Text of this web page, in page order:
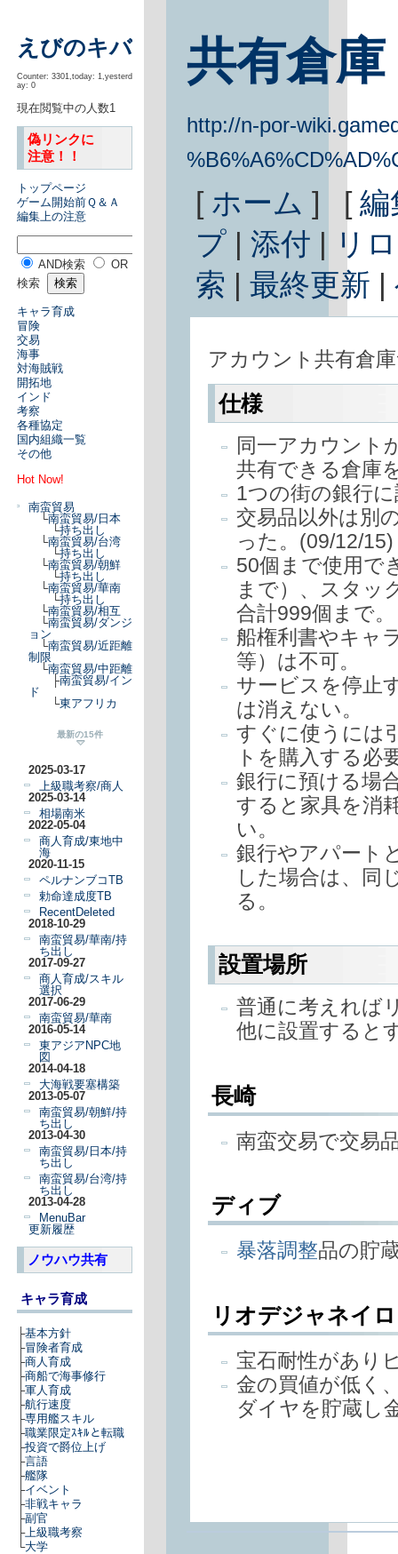
共有倉
http://n-por-
[ ホーム ] [ 編
プ | 添付 | リ
索 | 最終更新 |
えびのキバ
Counter: 3301,today: 1,yesterd
ay: 0
現在閲覧中の人数1
偽リンクに
注意！！
トップページ
ゲーム開始前Ｑ＆Ａ
編集上の注意
AND検索
OR
検索
キャラ育成
冒険
交易
海事
対海賊戦
開拓地
インド
考察
各種協定
国内組織一覧
その他
Hot Now!
南蛮貿易
└南蛮貿易/日本
└持ち出し
└南蛮貿易/台湾
└持ち出し
└南蛮貿易/朝鮮
└持ち出し
└南蛮貿易/華南
└持ち出し
└南蛮貿易/相互
└南蛮貿易/ダンジ
ョン
└南蛮貿易/近距離
制限
└南蛮貿易/中距離
├南蛮貿易/イン
ド
└東アフリカ
最新の15件
2025-03-17
上級職考察/商人
2025-03-14
相場南米
2022-05-04
商人育成/東地中
海
2020-11-15
ペルナンブコTB
勅命達成度TB
RecentDeleted
2018-10-29
南蛮貿易/華南/持
ち出し
2017-09-27
商人育成/スキル
選択
2017-06-29
南蛮貿易/華南
2016-05-14
東アジアNPC地
図
2014-04-18
大海戦要塞構築
2013-05-07
南蛮貿易/朝鮮/持
ち出し
2013-04-30
南蛮貿易/日本/持
ち出し
南蛮貿易/台湾/持
ち出し
2013-04-28
MenuBar
更新履歴
ノウハウ共有
キャラ育成
├基本方針
├冒険者育成
├商人育成
├商船で海事修行
├軍人育成
├航行速度
├専用艦スキル
├職業限定ｽｷﾙと転職
├投資で爵位上げ
├言語
├艦隊
├イベント
├非戦キャラ
├副官
├上級職考察
└大学
アカウント共有倉
仕様
同一アカウント
共有できる倉庫
1つの街の銀行
交易品以外は別
った。(09/12/15)
50個まで使用で
まで）、スタッ
合計999個まで。
船権利書やキャ
等）は不可。
サービスを停止
は消えない。
すぐに使うには
トを購入する必
銀行に預ける場
すると家具を消
い。
銀行やアパート
した場合は、同
る。
設置場所
普通に考えれば
他に設置すると
長崎
南蛮交易で交易
ディブ
暴落調整品の貯
リオデジャネイロ
宝石耐性があり
金の買値が低く
ダイヤを貯蔵し